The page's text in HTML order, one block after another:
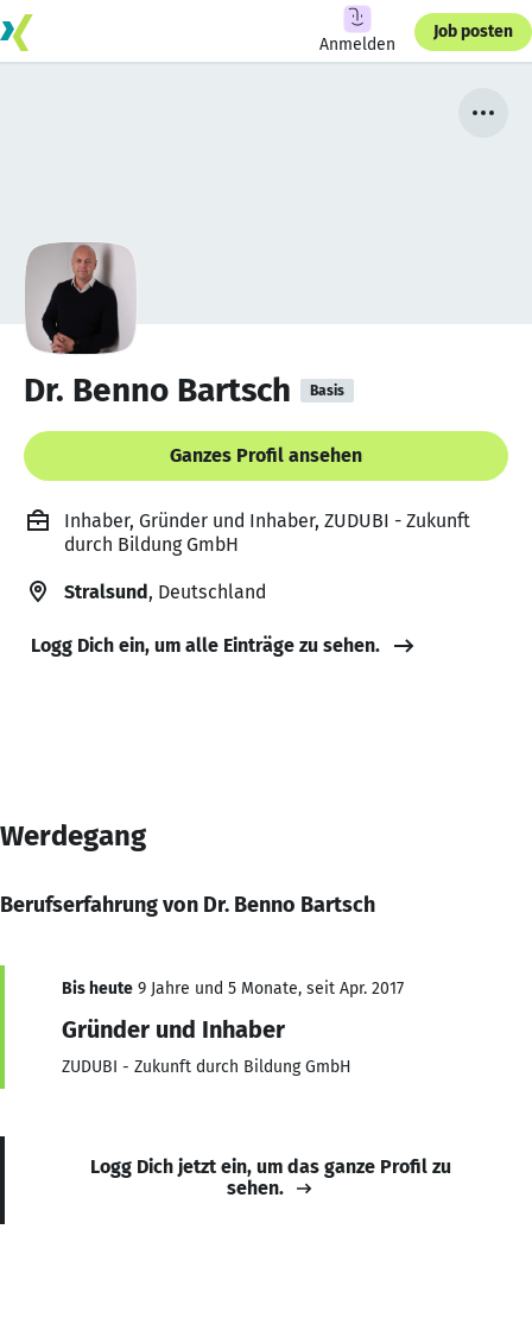
Anmelden
Job posten
Dr. Benno Bartsch Basis
Ganzes Profil ansehen
Inhaber, Gründer und Inhaber, ZUDUBI - Zukunft
durch Bildung GmbH
Stralsund, Deutschland
Logg Dich ein, um alle Einträge zu sehen.
Werdegang
Berufserfahrung von Dr. Benno Bartsch
Bis heute 9 Jahre und 5 Monate, seit Apr. 2017
Gründer und Inhaber
ZUDUBI - Zukunft durch Bildung GmbH
Logg Dich jetzt ein, um das ganze Profil zu
sehen.